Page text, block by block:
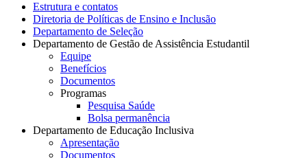
Estrutura e contatos
Diretoria de Políticas de Ensino e Inclusão
Departamento de Seleção
Departamento de Gestão de Assistência Estudantil
Equipe
Benefícios
Documentos
Programas
Pesquisa Saúde
Bolsa permanência
Departamento de Educação Inclusiva
Apresentação
Documentos